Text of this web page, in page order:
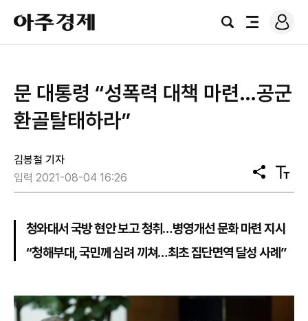
아
주
경
검
전
로
그
​문 대통령 “성폭력 대책 마련…공군
환골탈태하라”
김봉철 기자
입력 2021-08-04 16:26
공
유
텍
스
기
청와대서 국방 현안 보고 청취…병영개선 문화 마련 지시
“청해부대, 국민께 심려 끼쳐…최초 집단면역 달성 사례”